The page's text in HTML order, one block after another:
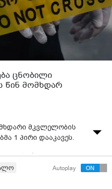
ცნობილი
წინ მომხდარ
მკვლელობის
1 პირი დააკავეს.
საქმეთა
Autoplay